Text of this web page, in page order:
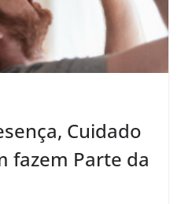
Cuidado
fazem Parte da